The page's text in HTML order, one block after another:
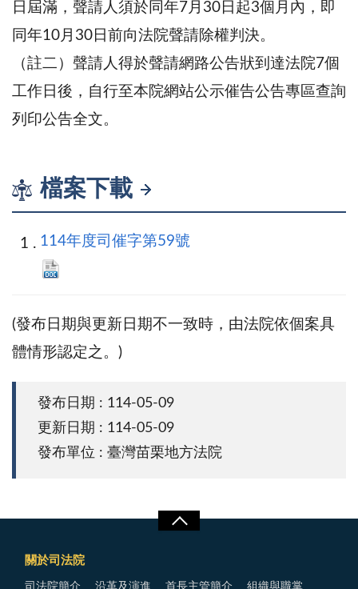
日屆滿，聲請人須於同年7月30日起3個月內，即
同年10月30日前向法院聲請除權判決。
（註二）聲請人得於聲請網路公告狀到達法院7個
工作日後，自行至本院網站公示催告公告專區查詢
列印公告全文。
檔案下載
114年度司催字第59號
(發布日期與更新日期不一致時，由法院依個案具
體情形認定之。)
發布日期 : 114-05-09
更新日期 : 114-05-09
發布單位 : 臺灣苗栗地方法院
關於司法院
司法院簡介 沿革及演進 首長主管簡介 組織與職掌